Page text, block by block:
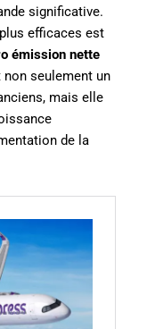
significative.
efficaces est
émission nette
seulement un
mais elle
de la